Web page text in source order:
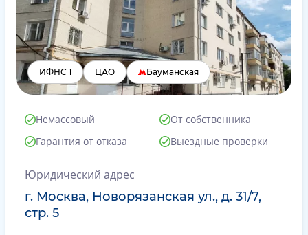
ИФНС 1 ЦАО Бауманская
Немассовый
От собственника
Гарантия от отказа
Выездные проверки
Юридический адрес
г. Москва, Новорязанская ул., д. 31/7,
стр. 5